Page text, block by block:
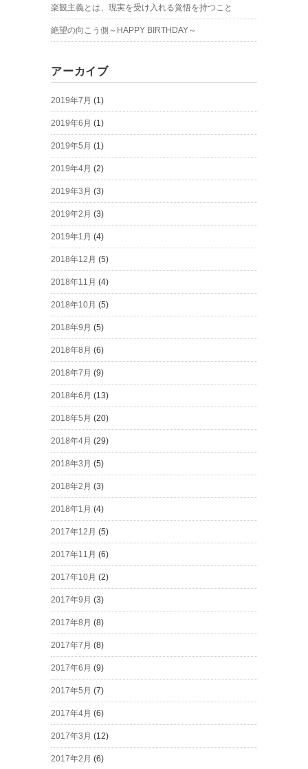
楽観主義とは、現実を受け入れる覚悟を持つこと
絶望の向こう側～HAPPY BIRTHDAY～
アーカイブ
2019年7月 (1)
2019年6月 (1)
2019年5月 (1)
2019年4月 (2)
2019年3月 (3)
2019年2月 (3)
2019年1月 (4)
2018年12月 (5)
2018年11月 (4)
2018年10月 (5)
2018年9月 (5)
2018年8月 (6)
2018年7月 (9)
2018年6月 (13)
2018年5月 (20)
2018年4月 (29)
2018年3月 (5)
2018年2月 (3)
2018年1月 (4)
2017年12月 (5)
2017年11月 (6)
2017年10月 (2)
2017年9月 (3)
2017年8月 (8)
2017年7月 (8)
2017年6月 (9)
2017年5月 (7)
2017年4月 (6)
2017年3月 (12)
2017年2月 (6)